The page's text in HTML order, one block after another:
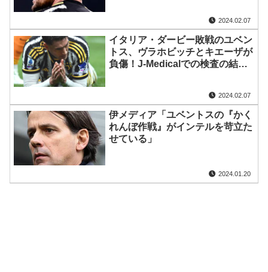
2024.02.07
イタリア・ダービー敗戦のユベン
トス、ヴラホビッチとキエーザが
負傷！J-Medicalでの検査の結果
2024.02.07
伊メディア「ユベントスの『かく
れんぼ作戦』がインテルを苛立た
せている」
2024.01.20